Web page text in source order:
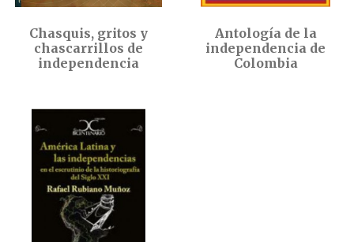
Chasquis, gritos y
chascarrillos de
independencia
Antología de la
independencia de
Colombia